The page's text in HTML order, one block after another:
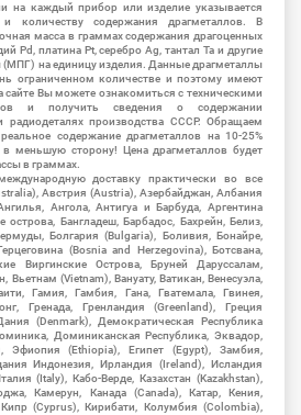
на каждый прибор или изделие указывается
количеству содержания драгметаллов. В
масса в граммах содержания драгоценных
Pd, платина Pt, серебро Ag, тантал Ta и другие
на единицу изделия. Данные драгметаллы
ограниченном количестве и поэтому имеют
сайте Вы можете ознакомиться с техническими
и получить сведения о содержании
радиодеталях производства СССР. Обращаем
содержание драгметаллов на 10-25%
в меньшую сторону! Цена драгметаллов будет
в граммах.
доставку практически во все
Австрия (Austria), Азербайджан, Албания
Ангола, Антигуа и Барбуда, Аргентина
острова, Бангладеш, Барбадос, Бахрейн, Белиз,
Болгария (Bulgaria), Боливия, Бонайре,
(Bosnia and Herzegovina), Ботсвана,
Виргинские Острова, Бруней Даруссалам,
Вьетнам (Vietnam), Вануату, Ватикан, Венесуэла,
Гамия, Гамбия, Гана, Гватемала, Гвинея,
Гренада, Гренландия (Greenland), Греция
(Denmark), Демократическая Республика
Доминиканская Республика, Эквадор,
Эфиопия (Ethiopia), Египет (Egypt), Замбия,
Индонезия, Ирландия (Ireland), Исландия
(Italy), Кабо-Верде, Казахстан (Kazakhstan),
Камерун, Канада (Canada), Катар, Кения,
(Cyprus), Кирибати, Колумбия (Colombia),